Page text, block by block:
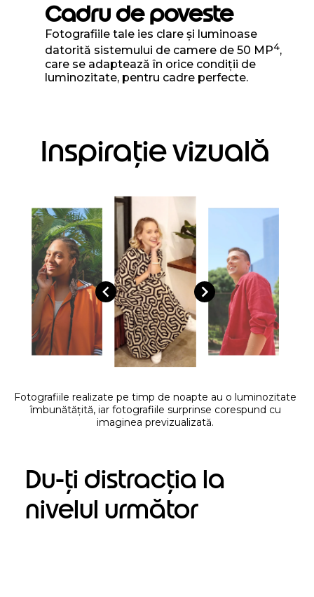
Cadru de poveste
Fotografiile tale ies clare și luminoase
datorită sistemului de camere de 50 MP4,
care se adaptează în orice condiții de
luminozitate, pentru cadre perfecte.
Inspirație vizuală
Fotografiile realizate pe timp de noapte au o luminozitate
îmbunătățită, iar fotografiile surprinse corespund cu
imaginea previzualizată.
Du-ți distracția la
nivelul următor